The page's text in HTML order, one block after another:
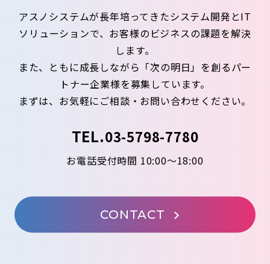
アスノシステムが長年培ってきたシステム開発とIT
ソリューションで、お客様のビジネスの課題を解決
します。
また、ともに成長しながら「次の明日」を創るパー
トナー企業様を募集しています。
まずは、お気軽にご相談・お問い合わせください。
TEL.03-5798-7780
お電話受付時間 10:00～18:00
CONTACT